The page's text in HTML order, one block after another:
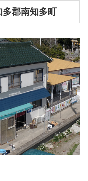
多郡南知多町